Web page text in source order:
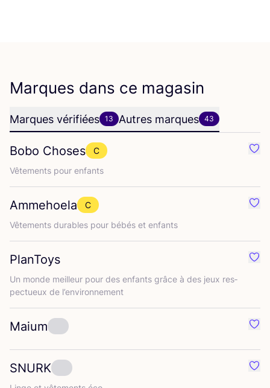
Marques dans ce magasin
Marques vérifiées 13 Autres marques 43
Bobo Choses
C
Vête­ments pour enfants
Ammehoela
C
Vête­ments durables pour bébés et enfants
PlanToys
Un monde meilleur pour des enfants grâce à des jeux res­
pec­tueux de l’environnement
Maium
SNURK